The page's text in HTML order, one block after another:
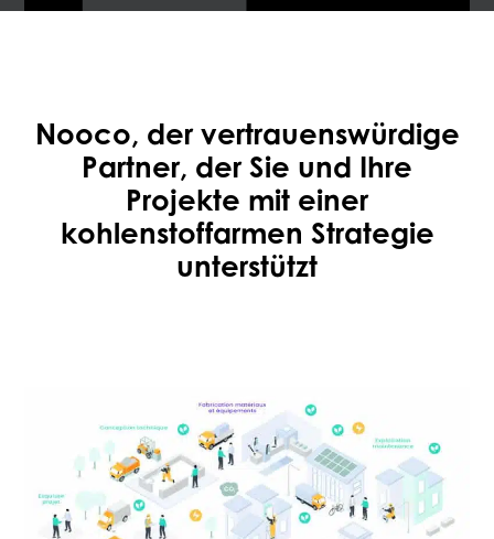
Nooco, der vertrauenswürdige
Partner, der Sie und Ihre
Projekte mit einer
kohlenstoffarmen Strategie
unterstützt